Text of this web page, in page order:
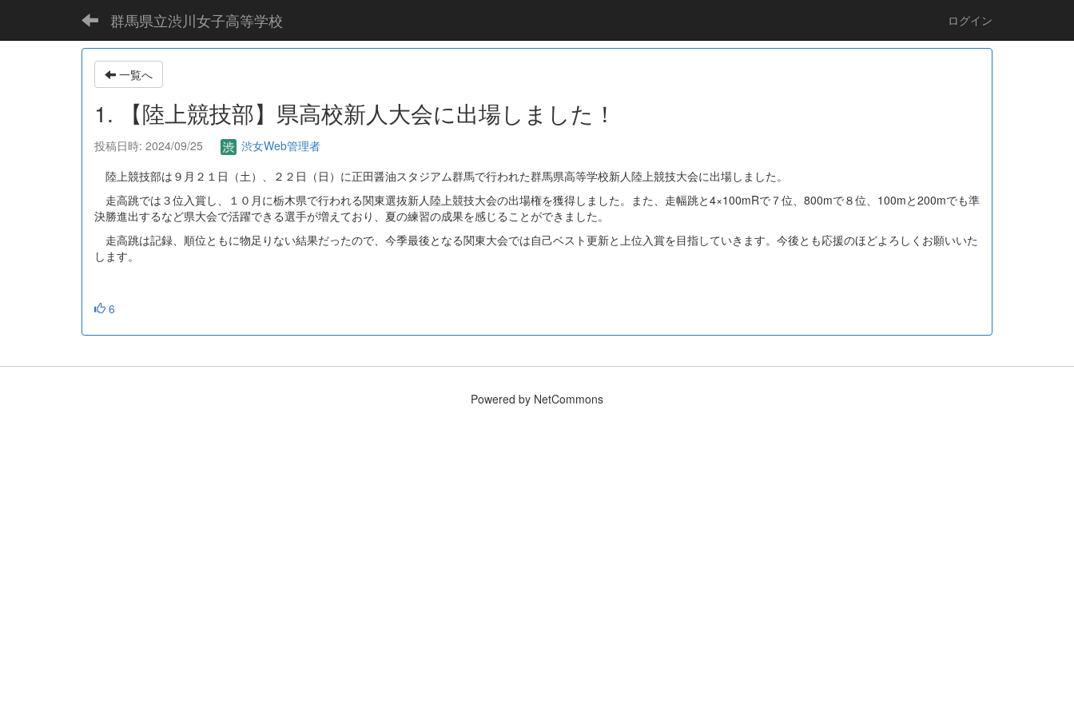
群馬県立渋川女子高等学校 ログイン
一覧へ
1. 【陸上競技部】県高校新人大会に出場しました！
投稿日時: 2024/09/25
渋女Web管理者
陸上競技部は９月２１日（土）、２２日（日）に正田醤油スタジアム群馬で行われた群馬県高等学校新人陸上競技大会に出場しました。
走高跳では３位入賞し、１０月に栃木県で行われる関東選抜新人陸上競技大会の出場権を獲得しました。また、走幅跳と4×100mRで７位、800mで８位、100mと200mでも準
決勝進出するなど県大会で活躍できる選手が増えており、夏の練習の成果を感じることができました。
走高跳は記録、順位ともに物足りない結果だったので、今季最後となる関東大会では自己ベスト更新と上位入賞を目指していきます。今後とも応援のほどよろしくお願いいた
します。
6
Powered by NetCommons